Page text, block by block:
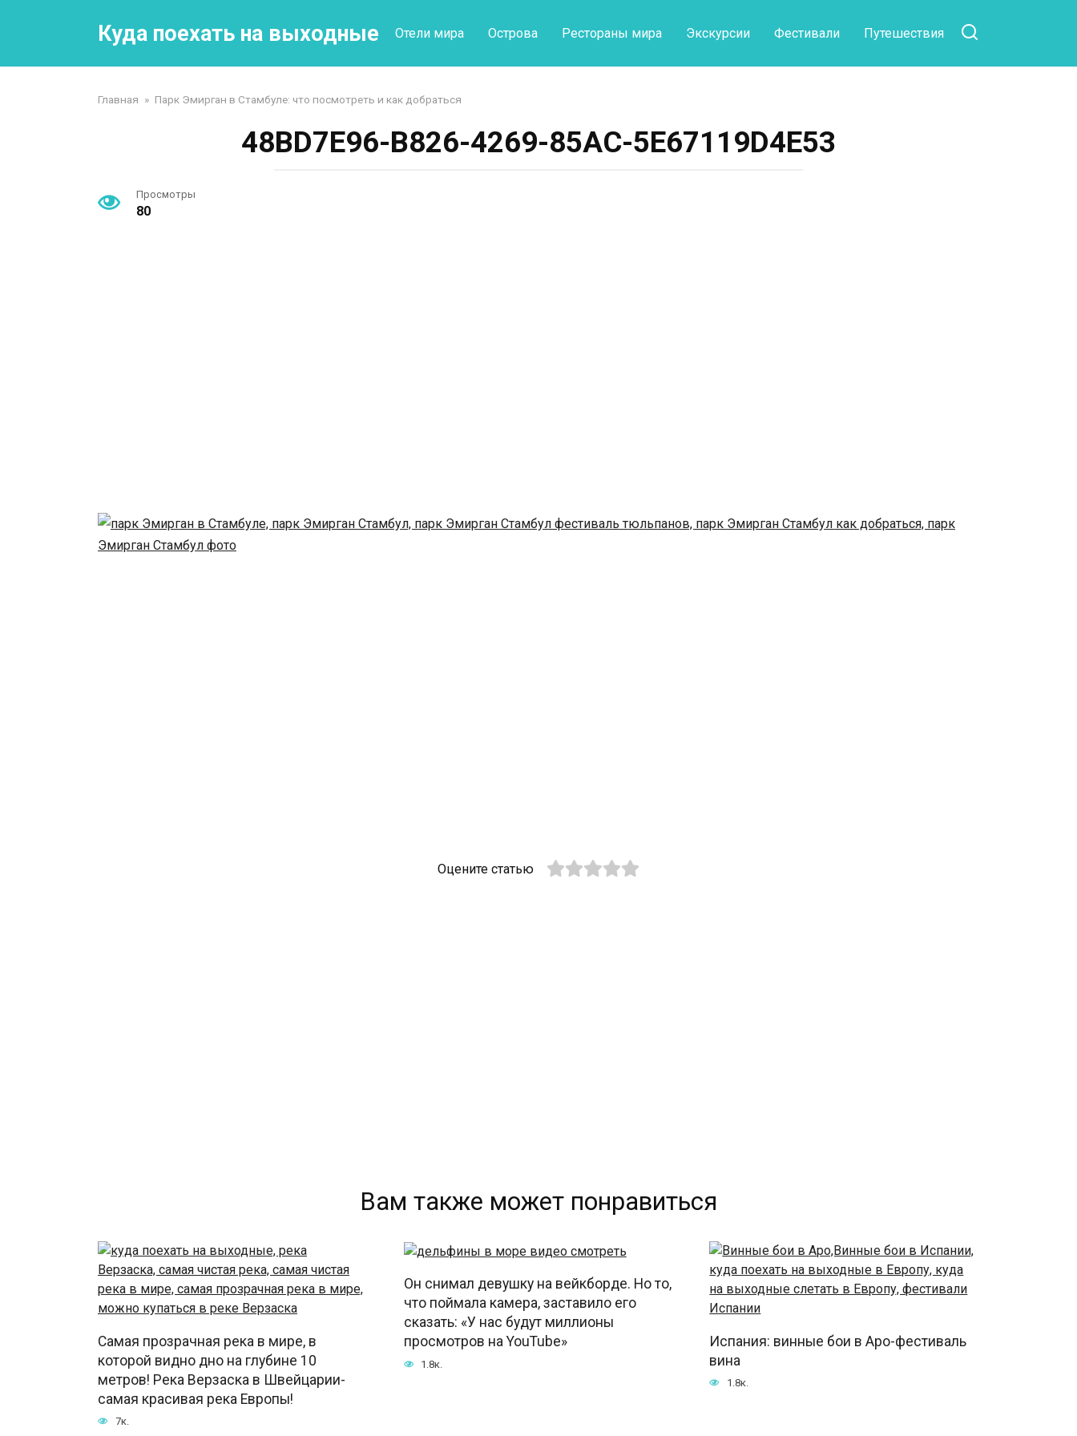
Куда поехать на выходные Отели мира Острова Рестораны мира Экскурсии Фестивали Путешествия
Главная » Парк Эмирган в Стамбуле: что посмотреть и как добраться
48BD7E96-B826-4269-85AC-5E67119D4E53
Просмотры
80
Оцените статью
Вам также может понравиться
Самая прозрачная река в мире, в
которой видно дно на глубине 10
метров! Река Верзаска в Швейцарии-
самая красивая река Европы!
7к.
Он снимал девушку на вейкборде. Но то,
что поймала камера, заставило его
сказать: «У нас будут миллионы
просмотров на YouTube»
1.8к.
Испания: винные бои в Аро-фестиваль
вина
1.8к.